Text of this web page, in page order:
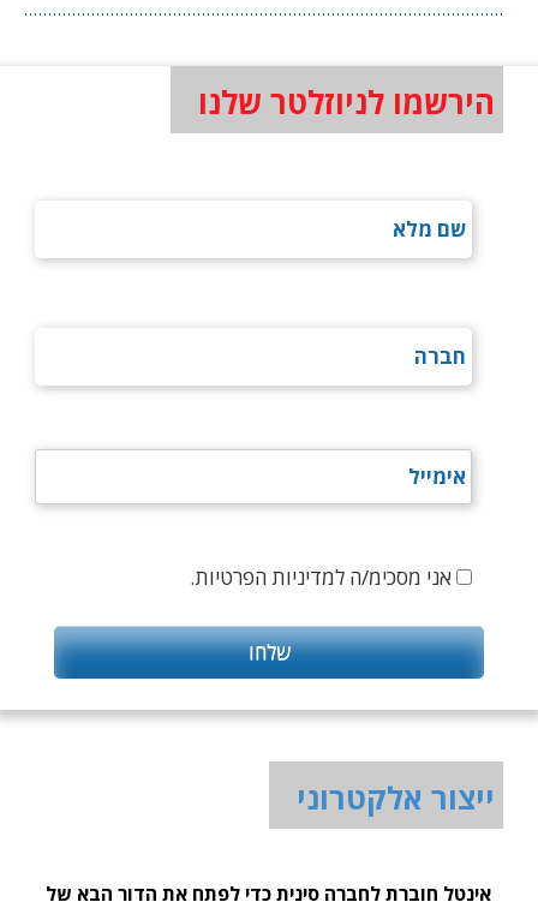
הירשמו לניוזלטר שלנו
אני מסכימ/ה למדיניות הפרטיות.
ייצור אלקטרוני
אינטל חוברת לחברה סינית כדי לפתח את הדור הבא של